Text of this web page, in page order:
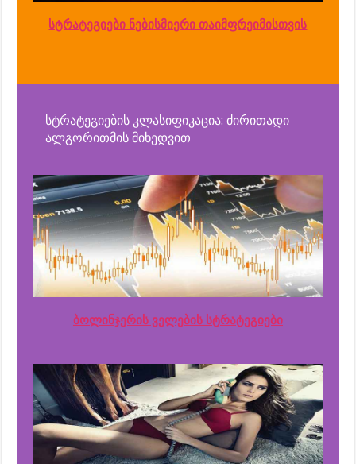
სტრატეგიები ნებისმიერი თაიმფრეიმისთვის
სტრატეგიების კლასიფიკაცია: ძირითადი
ალგორითმის მიხედვით
ბოლინჯერის ველების სტრატეგიები